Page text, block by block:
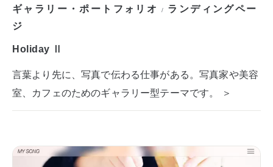
ギャラリー・ポートフォリオ / ランディングペー
ジ
Holiday Ⅱ
言葉より先に、写真で伝わる仕事がある。写真家や美容
室、カフェのためのギャラリー型テーマです。 ＞